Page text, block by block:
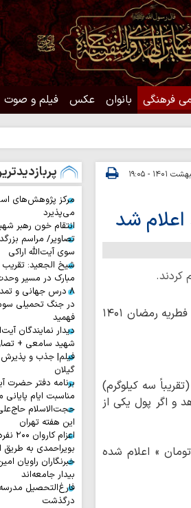
فرهنگی بانوان عکس فیلم و صوت
حدیث
، مراجع عظام تقلید، نظر خود را درباره مبلغ و مقدار فطریه رمضان ۱۴۰۱
سه کیلوگرم)
و اگر پول یکی از
هزار تومان » اعلام شده
مرکز پژوهش‌های
می‌پذیرد
انتقام خون رهبر
تصاویر/ مراسم
سوی آیت‌الله اراکی
شیخ الجعید: تقریب
مبارک در مسیر
۸ درس جهانی و
در جنگ تحمیلی
فهمید
دیدار نمایندگان
شهید سامعی +
فیلم| جذب و پذیرش
گیلان
برنامه دفتر حضرت
مناسبت ایام پایانی
حجت‌الاسلام
این هفته تهران
بویراحمدی به
خبرنگاران راویان
بیدار جامعه‌اند
فارغ‌التحصیل
درگذشت